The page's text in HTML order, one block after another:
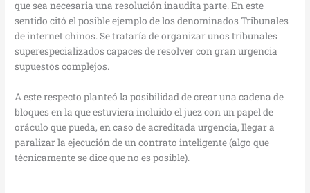
que sea necesaria una resolución inaudita parte. En este
sentido citó el posible ejemplo de los denominados Tribunales
de internet chinos. Se trataría de organizar unos tribunales
superespecializados capaces de resolver con gran urgencia
supuestos complejos.
A este respecto planteó la posibilidad de crear una cadena de
bloques en la que estuviera incluido el juez con un papel de
oráculo que pueda, en caso de acreditada urgencia, llegar a
paralizar la ejecución de un contrato inteligente (algo que
técnicamente se dice que no es posible).